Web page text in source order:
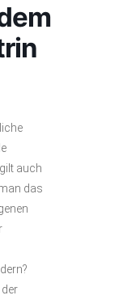
auch
das